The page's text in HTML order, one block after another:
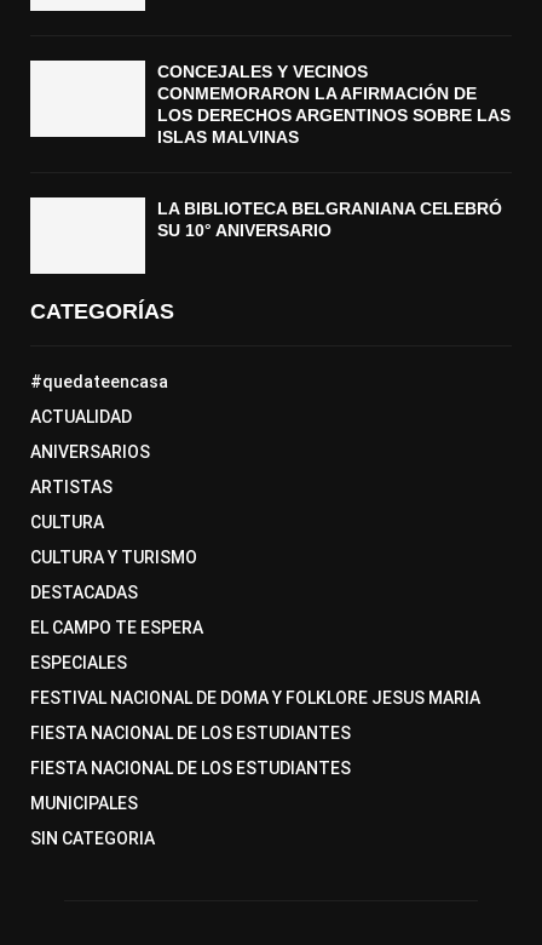
CONCEJALES Y VECINOS
CONMEMORARON LA AFIRMACIÓN DE
LOS DERECHOS ARGENTINOS SOBRE LAS
ISLAS MALVINAS
LA BIBLIOTECA BELGRANIANA CELEBRÓ
SU 10° ANIVERSARIO
CATEGORÍAS
#quedateencasa
ACTUALIDAD
ANIVERSARIOS
ARTISTAS
CULTURA
CULTURA Y TURISMO
DESTACADAS
EL CAMPO TE ESPERA
ESPECIALES
FESTIVAL NACIONAL DE DOMA Y FOLKLORE JESUS MARIA
FIESTA NACIONAL DE LOS ESTUDIANTES
FIESTA NACIONAL DE LOS ESTUDIANTES
MUNICIPALES
SIN CATEGORIA